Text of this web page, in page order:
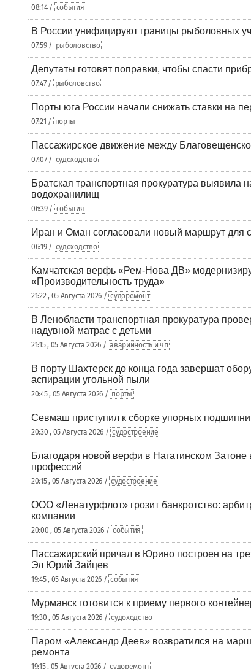
08:14 / события
В России унифицируют границы рыболовных
07:59 / рыболовство
Депутаты готовят поправки, чтобы спасти
07:47 / рыболовство
Порты юга России начали снижать ставки на
07:21 / порты
Пассажирское движение между
07:07 / судоходство
Братская транспортная прокуратура выявила
водохранилищ
06:39 / события
Иран и Оман согласовали новый маршрут для
06:19 / судоходство
Камчатская верфь «Рем-Нова ДВ»
«Производительность труда»
21:22 , 05 Августа 2026 / судоремонт
В Ленобласти транспортная прокуратура
надувной матрас с детьми
21:15 , 05 Августа 2026 / аварийность и чп
В порту Шахтерск до конца года завершат
аспирации угольной пыли
20:45 , 05 Августа 2026 / порты
Севмаш приступил к сборке упорных
20:30 , 05 Августа 2026 / судостроение
Благодаря новой верфи в Нагатинском
профессий
20:15 , 05 Августа 2026 / судостроение
ООО «Ленатурфлот» грозит банкротство:
компании
20:00 , 05 Августа 2026 / события
Пассажирский причал в Юрино построен на
Эл Юрий Зайцев
19:45 , 05 Августа 2026 / события
Мурманск готовится к приему первого
19:30 , 05 Августа 2026 / судоходство
Паром «Александр Деев» возвратился на
ремонта
19:15 , 05 Августа 2026 / судоремонт